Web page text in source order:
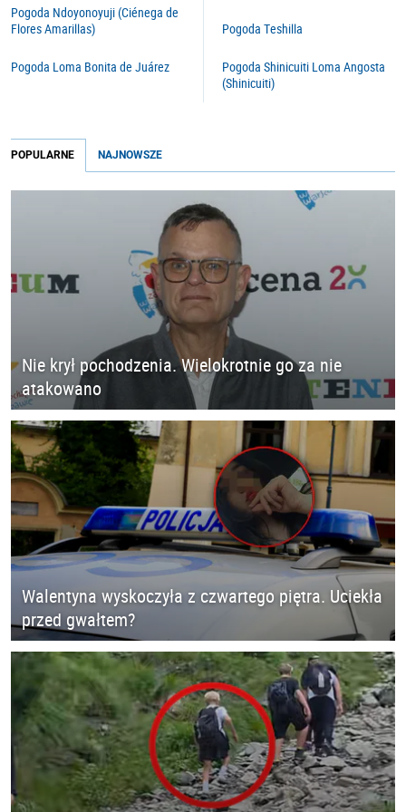
Pogoda Ndoyonoyuji (Ciénega de
Flores Amarillas)
Pogoda Loma Bonita de Juárez
Pogoda Teshilla
Pogoda Shinicuiti Loma Angosta
(Shinicuiti)
POPULARNE NAJNOWSZE
Nie krył pochodzenia. Wielokrotnie go za nie
atakowano
Walentyna wyskoczyła z czwartego piętra. Uciekła
przed gwałtem?